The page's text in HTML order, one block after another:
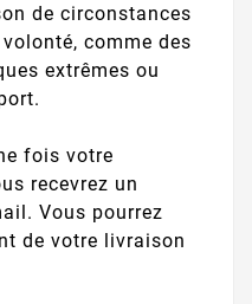
de circonstances
comme des
extrêmes ou
fois votre
recevrez un
Vous pourrez
de votre livraison